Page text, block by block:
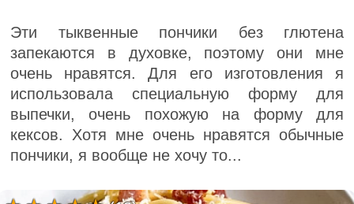
Эти тыквенные пончики без глютена
запекаются в духовке, поэтому они мне
очень нравятся. Для его изготовления я
использовала специальную форму для
выпечки, очень похожую на форму для
кексов. Хотя мне очень нравятся обычные
пончики, я вообще не хочу то...